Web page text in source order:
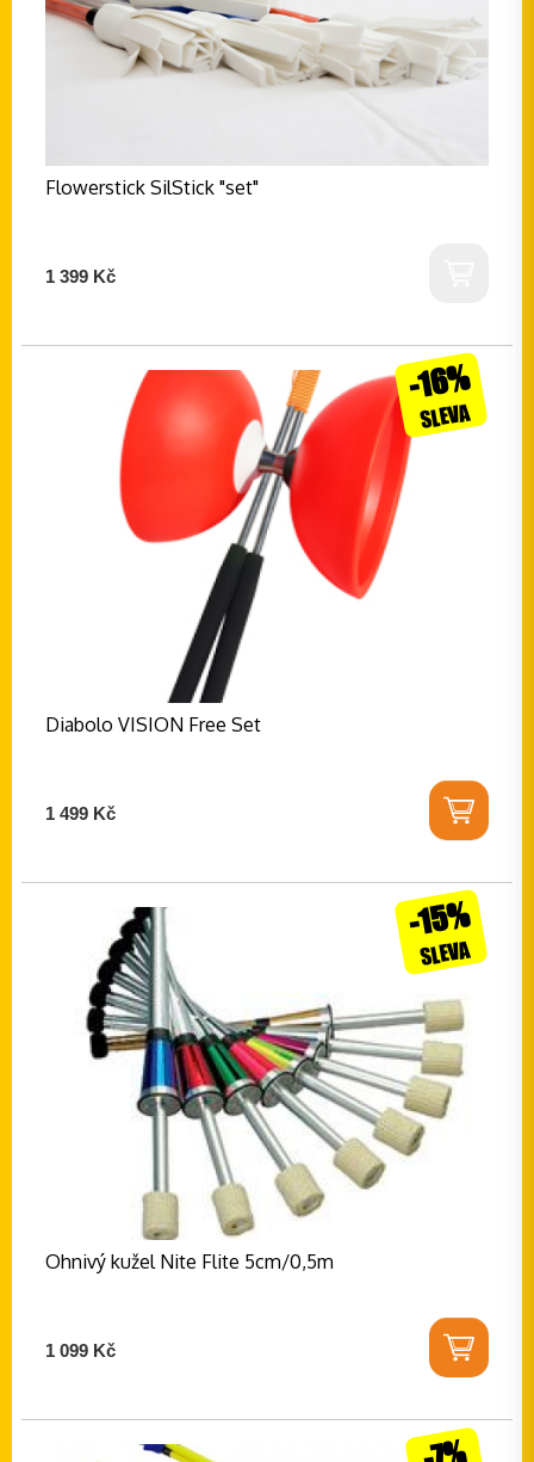
Flowerstick SilStick "set"
1 399 Kč
Diabolo VISION Free Set
1 499 Kč
-16%
SLEVA
Ohnivý kužel Nite Flite 5cm/0,5m
1 099 Kč
-15%
SLEVA